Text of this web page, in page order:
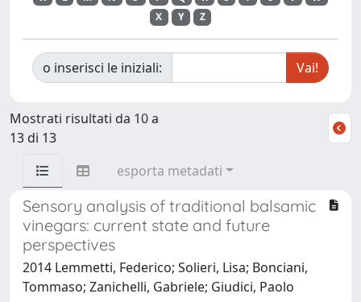
X
Y Z
o inserisci le iniziali:
Mostrati risultati da 10 a
13 di 13
esporta metadati
Sensory analysis of traditional balsamic
vinegars: current state and future
perspectives
2014 Lemmetti, Federico; Solieri, Lisa; Bonciani,
Tommaso; Zanichelli, Gabriele; Giudici, Paolo